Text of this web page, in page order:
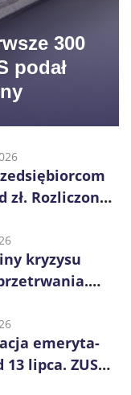
300
podał
zł. Rozliczono
kryzysu
emeryta-
lipca. ZUS